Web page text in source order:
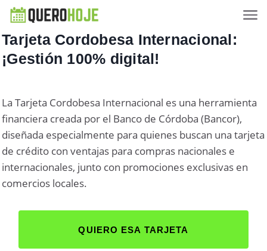
Tarjeta Cordobesa Internacional:
¡Gestión 100% digital!
La Tarjeta Cordobesa Internacional es una herramienta
financiera creada por el Banco de Córdoba (Bancor),
diseñada especialmente para quienes buscan una tarjeta
de crédito con ventajas para compras nacionales e
internacionales, junto con promociones exclusivas en
comercios locales.
QUIERO ESA TARJETA